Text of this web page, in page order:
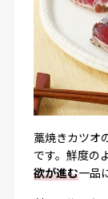
藁焼きカツオ
です。鮮度の
欲が進む一品